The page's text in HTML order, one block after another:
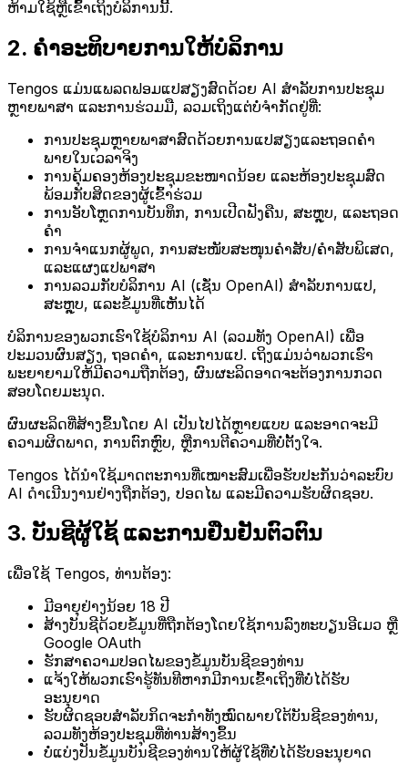
ຫ້າມໃຊ້ຫຼືເຂົ້າເຖິງບໍລິການນີ້.
2. ຄຳອະທິບາຍການໃຫ້ບໍລິການ
Tengos ແມ່ນແພລດຟອມແປສຽງສົດດ້ວຍ AI ສຳລັບການປະຊຸມ
ຫຼາຍພາສາ ແລະການຮ່ວມມື, ລວມເຖິງແຕ່ບໍ່ຈຳກັດຢູ່ທີ່:
ການປະຊຸມຫຼາຍພາສາສົດດ້ວຍການແປສຽງແລະຖອດຄຳ
ພາຍໃນເວລາຈິງ
ການຄຸ້ມຄອງຫ້ອງປະຊຸມຂະໜາດນ້ອຍ ແລະຫ້ອງປະຊຸມສົດ
ພ້ອມກັບສິດຂອງຜູ້ເຂົ້າຮ່ວມ
ການອັບໂຫຼດການບັນທຶກ, ການເປີດຟັງຄືນ, ສະຫຼຸບ, ແລະຖອດ
ຄຳ
ການຈຳແນກຜູ້ພູດ, ການສະໜັບສະໜຸນຄຳສັບ/ຄຳສັບພິເສດ,
ແລະແຜງແປພາສາ
ການລວມກັບບໍລິການ AI (ເຊັ່ນ OpenAI) ສຳລັບການແປ,
ສະຫຼຸບ, ແລະຂໍ້ມູນທີ່ເຫັນໄດ້
ບໍລິການຂອງພວກເຮົາໃຊ້ບໍລິການ AI (ລວມທັງ OpenAI) ເພື່ອ
ປະມວນຜົນສຽງ, ຖອດຄຳ, ແລະການແປ. ເຖິງແມ່ນວ່າພວກເຮົາ
ພະຍາຍາມໃຫ້ມີຄວາມຖືກຕ້ອງ, ຜົນຜະລິດອາດຈະຕ້ອງການກວດ
ສອບໂດຍມະນຸດ.
ຜົນຜະລິດທີ່ສ້າງຂຶ້ນໂດຍ AI ເປັນໄປໄດ້ຫຼາຍແບບ ແລະອາດຈະມີ
ຄວາມຜິດພາດ, ການຕົກຫຼົບ, ຫຼືການຕີຄວາມທີ່ບໍ່ຕັ້ງໃຈ.
Tengos ໄດ້ນຳໃຊ້ມາດຕະການທີ່ເໝາະສົມເພື່ອຮັບປະກັນວ່າລະບົບ
AI ດຳເນີນງານຢ່າງຖືກຕ້ອງ, ປອດໄພ ແລະມີຄວາມຮັບຜິດຊອບ.
3. ບັນຊີຜູ້ໃຊ້ ແລະການຢືນຢັນຕົວຕົນ
ເພື່ອໃຊ້ Tengos, ທ່ານຕ້ອງ:
ມີອາຍຸຢ່າງນ້ອຍ 18 ປີ
ສ້າງບັນຊີດ້ວຍຂໍ້ມູນທີ່ຖືກຕ້ອງໂດຍໃຊ້ການລົງທະບຽນອີເມວ ຫຼື
Google OAuth
ຮັກສາຄວາມປອດໄພຂອງຂໍ້ມູນບັນຊີຂອງທ່ານ
ແຈ້ງໃຫ້ພວກເຮົາຮູ້ທັນທີຫາກມີການເຂົ້າເຖິງທີ່ບໍ່ໄດ້ຮັບ
ອະນຸຍາດ
ຮັບຜິດຊອບສຳລັບກິດຈະກຳທັງໝົດພາຍໃຕ້ບັນຊີຂອງທ່ານ,
ລວມທັງຫ້ອງປະຊຸມທີ່ທ່ານສ້າງຂຶ້ນ
ບໍ່ແບ່ງປັນຂໍ້ມູນບັນຊີຂອງທ່ານໃຫ້ຜູ້ໃຊ້ທີ່ບໍ່ໄດ້ຮັບອະນຸຍາດ